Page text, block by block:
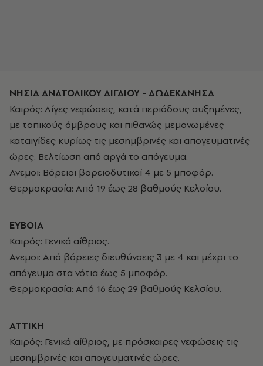
ΝΗΣΙΑ ΑΝΑΤΟΛΙΚΟΥ ΑΙΓΑΙΟΥ - ΔΩΔΕΚΑΝΗΣΑ
Καιρός: Λίγες νεφώσεις, κατά περιόδους αυξημένες,
με τοπικούς όμβρους και πιθανώς μεμονωμένες
καταιγίδες κυρίως τις μεσημβρινές και απογευματινές
ώρες. Βελτίωση από αργά το απόγευμα.
Ανεμοι: Βόρειοι βορειοδυτικοί 4 με 5 μποφόρ.
Θερμοκρασία: Από 19 έως 28 βαθμούς Κελσίου.
ΕΥΒΟΙΑ
Καιρός: Γενικά αίθριος.
Ανεμοι: Από βόρειες διευθύνσεις 3 με 4 και μέχρι το
απόγευμα στα νότια έως 5 μποφόρ.
Θερμοκρασία: Από 16 έως 29 βαθμούς Κελσίου.
ΑΤΤΙΚΗ
Καιρός: Γενικά αίθριος, με πρόσκαιρες νεφώσεις τις
μεσημβρινές και απογευματινές ώρες.